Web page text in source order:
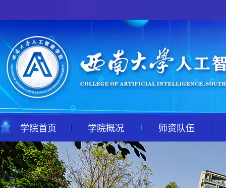
学院首页 学院概况 师资队伍